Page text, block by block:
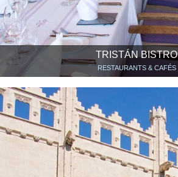
TRISTÁN BISTRO
RESTAURANTS & CAFÉS